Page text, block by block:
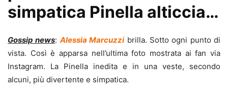
simpatica Pinella alticcia…
Gossip news:Alessia Marcuzzi brilla. Sotto ogni punto di
vista. Così è apparsa nell’ultima foto mostrata ai fan via
Instagram. La Pinella inedita e in una veste, secondo
alcuni, più divertente e simpatica.